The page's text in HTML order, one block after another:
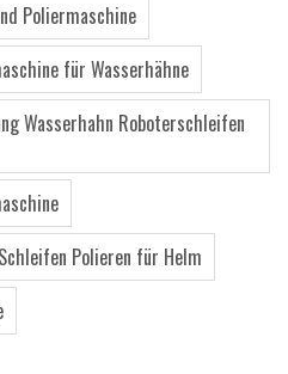
Poliermaschine
für Wasserhähne
Wasserhahn Roboterschleifen
Polieren für Helm